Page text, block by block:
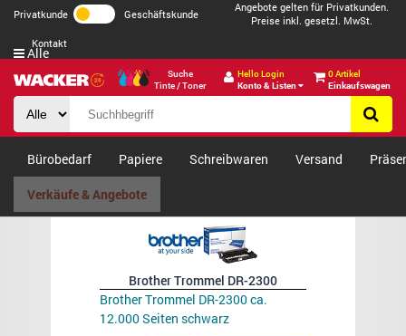
Privatkunde Geschäftskunde
Angebote gelten für Privatkunden.
Preise inkl. gesetzl. MwSt.
Kontakt
Suche
Tinte / Toner
Hello Login
Konto & Listen
0 Artikel
Einkaufswagen
Alle
Bürobedarf Papiere Schreibwaren Versand
Verkäufe & Angebote
Brother Trommel DR-2300
Brother Trommel DR-2300 ca.
12.000 Seiten schwarz